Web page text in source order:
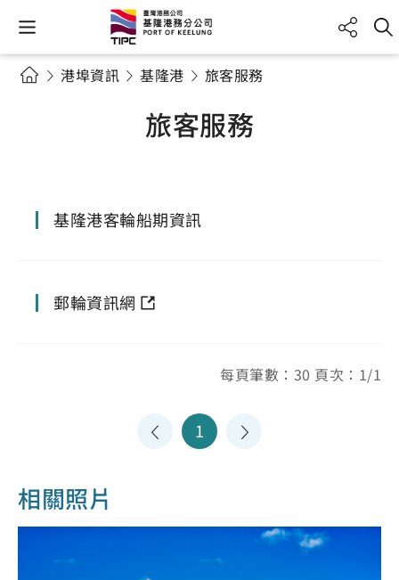
港埠資訊 基隆港 旅客服務
旅客服務
基隆港客輪船期資訊
郵輪資訊網
每頁筆數：30 頁次：1/1
1
相關照片